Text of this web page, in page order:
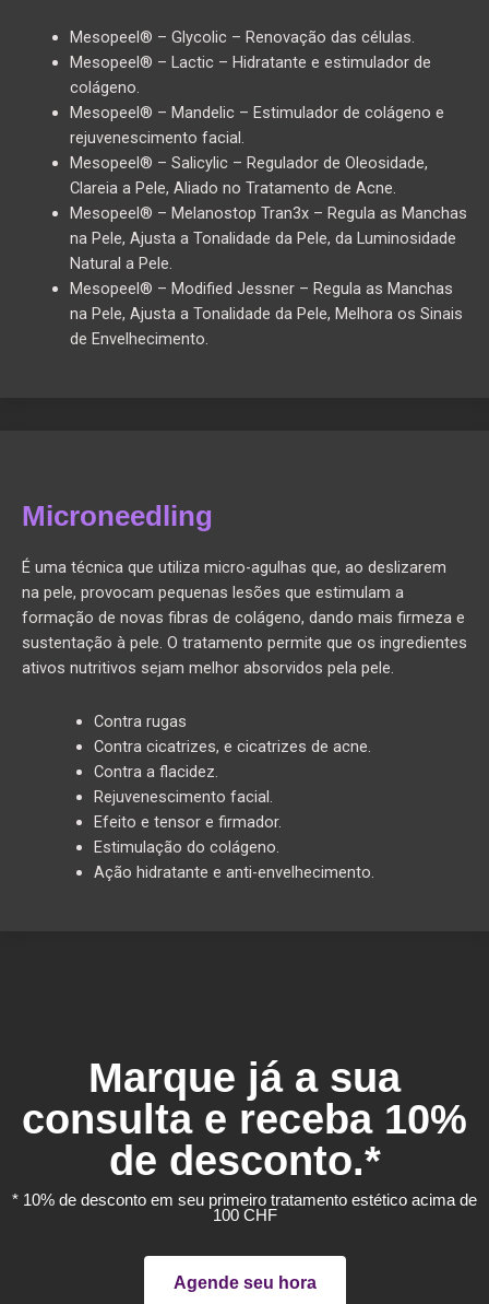
Mesopeel® – Glycolic – Renovação das células.
Mesopeel® – Lactic – Hidratante e estimulador de
colágeno.
Mesopeel® – Mandelic – Estimulador de colágeno e
rejuvenescimento facial.
Mesopeel® – Salicylic – Regulador de Oleosidade,
Clareia a Pele, Aliado no Tratamento de Acne.
Mesopeel® – Melanostop Tran3x – Regula as Manchas
na Pele, Ajusta a Tonalidade da Pele, da Luminosidade
Natural a Pele.
Mesopeel® – Modified Jessner – Regula as Manchas
na Pele, Ajusta a Tonalidade da Pele, Melhora os Sinais
de Envelhecimento.
Microneedling
É uma técnica que utiliza micro-agulhas que, ao deslizarem
na pele, provocam pequenas lesões que estimulam a
formação de novas fibras de colágeno, dando mais firmeza e
sustentação à pele. O tratamento permite que os ingredientes
ativos nutritivos sejam melhor absorvidos pela pele.
Contra rugas
Contra cicatrizes, e cicatrizes de acne.
Contra a flacidez.
Rejuvenescimento facial.
Efeito e tensor e firmador.
Estimulação do colágeno.
Ação hidratante e anti-envelhecimento.
Marque já a sua
consulta e receba 10%
de desconto.*
* 10% de desconto em seu primeiro tratamento estético acima de
100 CHF
Agende seu hora